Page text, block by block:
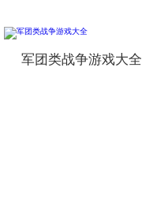
军团类战争游戏大全